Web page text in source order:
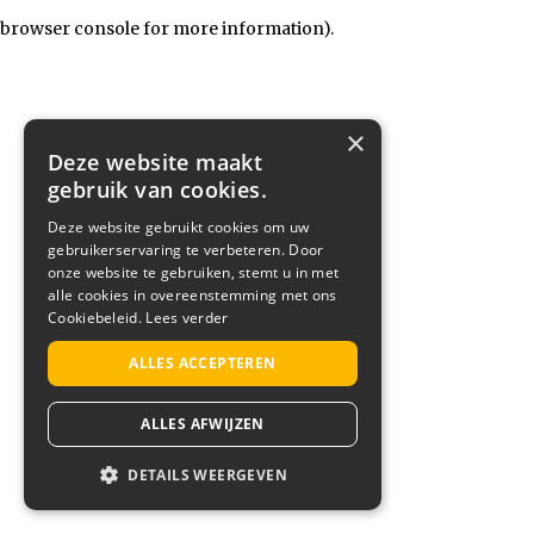
browser console for more information).
×
Deze website maakt
gebruik van cookies.
Deze website gebruikt cookies om uw
gebruikerservaring te verbeteren. Door
onze website te gebruiken, stemt u in met
alle cookies in overeenstemming met ons
Cookiebeleid. Lees verder
ALLES ACCEPTEREN
ALLES AFWIJZEN
DETAILS WEERGEVEN
STRIKT NOODZAKELIJK